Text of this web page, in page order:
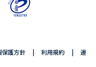
保護方針 利用規約
運